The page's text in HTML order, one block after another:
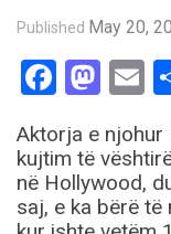
Published May 20,
Aktorja e njohur
kujtim të
në Hollywood,
saj, e ka bërë